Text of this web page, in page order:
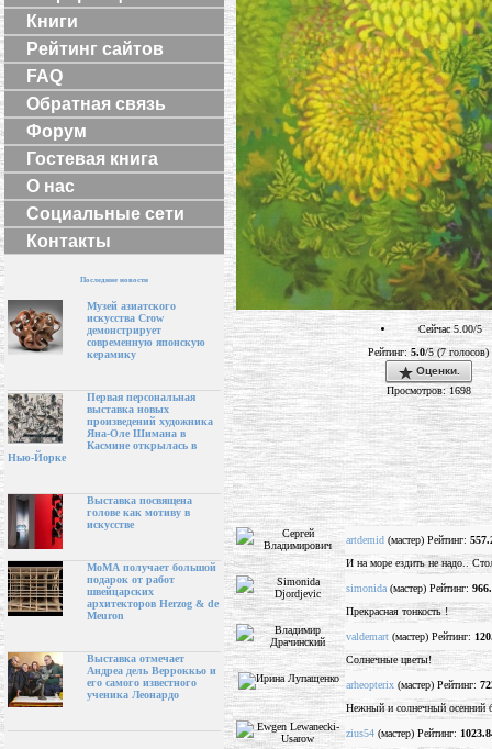
Книги
Рейтинг сайтов
FAQ
Обратная связь
Форум
Гостевая книга
О нас
Социальные сети
Контакты
Последние новости
Музей азиатского
искусства Crow
демонстрирует
современную японскую
керамику
Первая персональная
выставка новых
произведений художника
Яна-Оле Шимана в
Касмине открылась в
Нью-Йорке
Выставка посвящена
голове как мотиву в
искусстве
МоМА получает большой
подарок от работ
швейцарских
архитекторов Herzog & de
Meuron
Выставка отмечает
Андреа дель Верроккьо и
его самого известного
ученика Леонардо
Сейчас 5.00/5
Рейтинг: 5.0/5 (7 голосов)
Оценки.
Просмотров: 1698
artdemid (мастер) Рейтинг:
И на море ездить не надо..
simonida (мастер) Рейтинг:
Прекрасная тонкость !
valdemart (мастер) Рейтинг:
Солнечные цветы!
arheopterix (мастер) Рейтинг:
Нежный и солнечный осенний
zius54 (мастер) Рейтинг: